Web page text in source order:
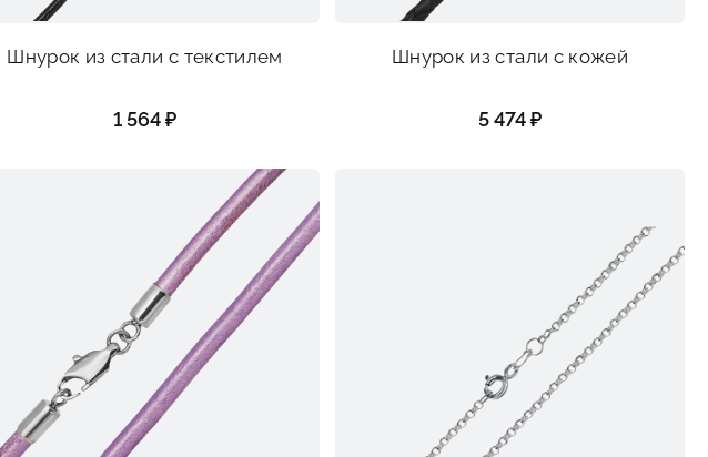
Шнурок из стали с текстилем
1 564 ₽
Шнурок из стали с кожей
5 474 ₽